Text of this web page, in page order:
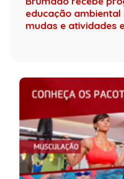
educação
mudas e atividades